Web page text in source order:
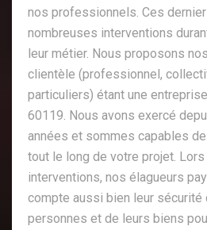
nos professionnels. Ces
nombreuses interventions
leur métier. Nous proposons
clientèle (professionnel,
particuliers) étant une entreprise
60119. Nous avons exercé
années et sommes capables
tout le long de votre projet.
interventions, nos élagueurs
compte aussi bien leur sécurité
personnes et de leurs biens